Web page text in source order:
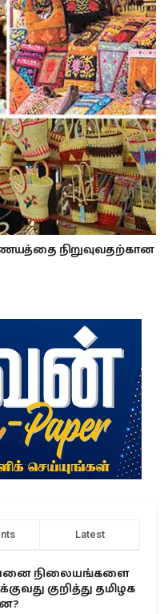
நிறுவுவதற்கான
Latest
நிலையங்களை
குறித்து தமிழக